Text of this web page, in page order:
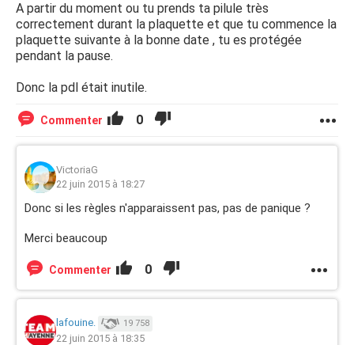
A partir du moment ou tu prends ta pilule très
correctement durant la plaquette et que tu commence la
plaquette suivante à la bonne date , tu es protégée
pendant la pause.
Donc la pdl était inutile.
Commenter 0
VictoriaG
22 juin 2015 à 18:27
Donc si les règles n'apparaissent pas, pas de panique ?
Merci beaucoup
Commenter 0
lafouine. 19 758
22 juin 2015 à 18:35